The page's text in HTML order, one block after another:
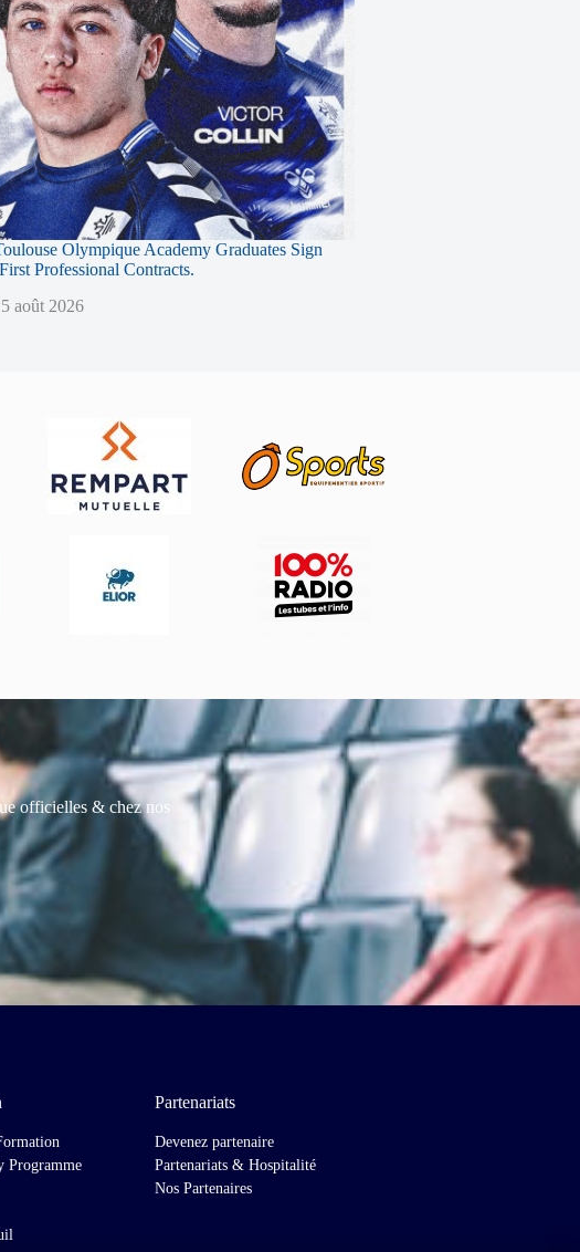
Olympique Academy Graduates Sign
Professional Contracts.
5 août 2026
officielles & chez nos
Programme
Partenariats
Devenez partenaire
Partenariats & Hospitalité
Nos Partenaires